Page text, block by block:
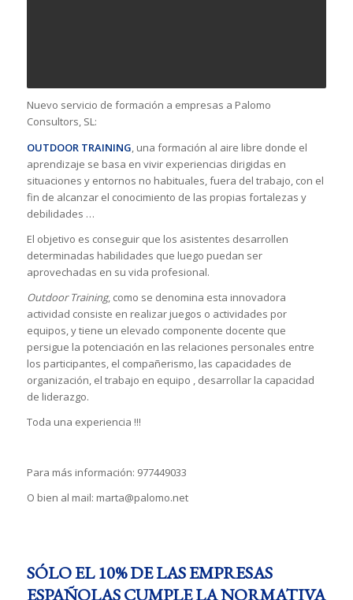
Nuevo servicio de formación a empresas a Palomo
Consultors, SL:
OUTDOOR TRAINING , una formación al aire libre donde el
aprendizaje se basa en vivir experiencias dirigidas en
situaciones y entornos no habituales, fuera del trabajo, con el
fin de alcanzar el conocimiento de las propias fortalezas y
debilidades …
El objetivo es conseguir que los asistentes desarrollen
determinadas habilidades que luego puedan ser
aprovechadas en su vida profesional.
Outdoor Training, como se denomina esta innovadora
actividad consiste en realizar juegos o actividades por
equipos, y tiene un elevado componente docente que
persigue la potenciación en las relaciones personales entre
los participantes, el compañerismo, las capacidades de
organización, el trabajo en equipo , desarrollar la capacidad
de liderazgo.
Toda una experiencia !!!
Para más información: 977449033
O bien al mail: marta@palomo.net
SÓLO EL 10% DE LAS EMPRESAS
ESPAÑOLAS CUMPLE LA NORMATIVA